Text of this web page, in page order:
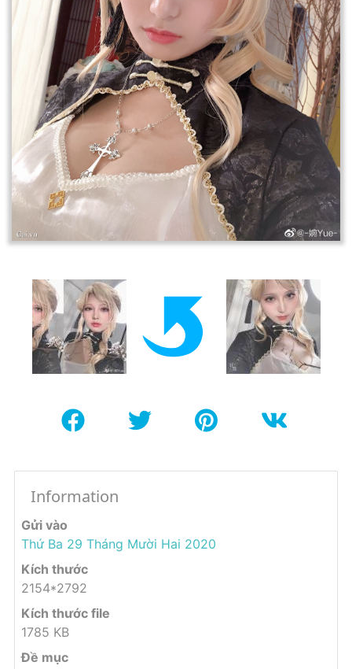
Information
Gửi vào
Thứ Ba 29 Tháng Mười Hai 2020
Kích thước
2154*2792
Kích thước file
1785 KB
Đề mục